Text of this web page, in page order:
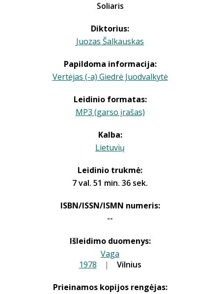
Soliaris
Diktorius:
Juozas Šalkauskas
Papildoma informacija:
Vertėjas (-a) Giedrė Juodvalkytė
Leidinio formatas:
MP3 (garso įrašas)
Kalba:
Lietuvių
Leidinio trukmė:
7 val. 51 min. 36 sek.
ISBN/ISSN/ISMN numeris:
--
Išleidimo duomenys:
Vaga
1978 | Vilnius
Prieinamos kopijos rengėjas: